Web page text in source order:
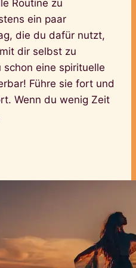
Routine zu
ein paar
die du dafür nutzt,
dir selbst zu
schon eine spirituelle
Führe sie fort und
Wenn du wenig Zeit